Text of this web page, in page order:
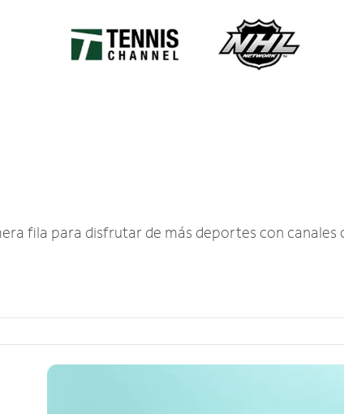
fila para disfrutar de más deportes con canales